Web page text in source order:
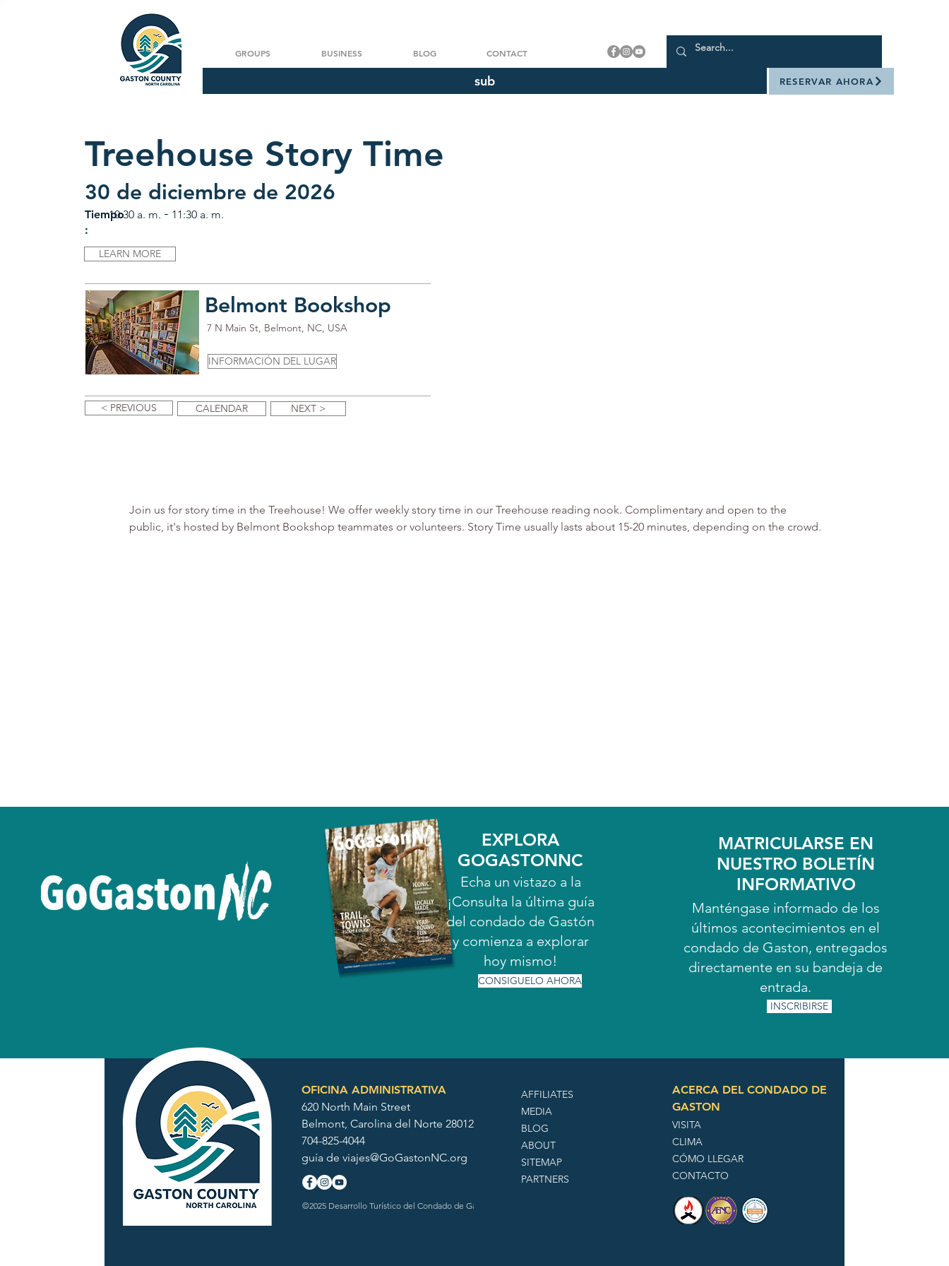
GROUPS BUSINESS BLOG CONTACT
sub RESERVAR AHORA
Treehouse Story Time
30 de diciembre de 2026
Tiempo
:
10:30 a. m. - 11:30 a. m.
LEARN MORE
Belmont Bookshop
7 N Main St, Belmont, NC, USA
INFORMACIÓN DEL LUGAR
< PREVIOUS CALENDAR NEXT >
Join us for story time in the Treehouse! We offer weekly story time in our Treehouse reading nook. Complimentary and open to the
public, it's hosted by Belmont Bookshop teammates or volunteers. Story Time usually lasts about 15-20 minutes, depending on the crowd.
EXPLORA
GOGASTONNC
Echa un vistazo a la
¡Consulta la última guía
del condado de Gastón
y comienza a explorar
hoy mismo!
CONSIGUELO AHORA
MATRICULARSE EN
NUESTRO BOLETÍN
INFORMATIVO
Manténgase informado de los
últimos acontecimientos en el
condado de Gaston, entregados
directamente en su bandeja de
entrada.
INSCRIBIRSE
OFICINA ADMINISTRATIVA
620 North Main Street
Belmont, Carolina del Norte 28012
704-825-4044
guía de viajes@GoGastonNC.org
©2025 Desarrollo Turístico del Condado de Gaston
AFFILIATES
MEDIA
BLOG
ABOUT
SITEMAP
PARTNERS
ACERCA DEL CONDADO DE
GASTON
VISITA
CLIMA
CÓMO LLEGAR
CONTACTO